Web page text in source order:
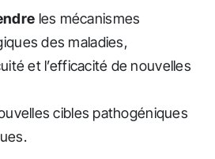
les mécanismes
des maladies,
et l’efficacité de nouvelles
cibles pathogéniques